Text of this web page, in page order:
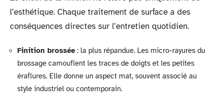
l’esthétique. Chaque traitement de surface a des
conséquences directes sur l’entretien quotidien.
Finition brossée: la plus répandue. Les micro-rayures du
brossage camouflent les traces de doigts et les petites
éraflures. Elle donne un aspect mat, souvent associé au
style industriel ou contemporain.